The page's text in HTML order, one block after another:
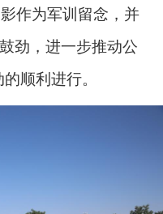
作为军训留念，并
劲，进一步推动公
顺利进行。